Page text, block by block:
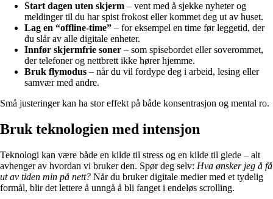
Start dagen uten skjerm – vent med å sjekke nyheter og
meldinger til du har spist frokost eller kommet deg ut av huset.
Lag en “offline-time” – for eksempel en time før leggetid, der
du slår av alle digitale enheter.
Innfør skjermfrie soner – som spisebordet eller soverommet,
der telefoner og nettbrett ikke hører hjemme.
Bruk flymodus – når du vil fordype deg i arbeid, lesing eller
samvær med andre.
Små justeringer kan ha stor effekt på både konsentrasjon og mental ro.
Bruk teknologien med intensjon
Teknologi kan være både en kilde til stress og en kilde til glede – alt
avhenger av hvordan vi bruker den. Spør deg selv: Hva ønsker jeg å få
ut av tiden min på nett? Når du bruker digitale medier med et tydelig
formål, blir det lettere å unngå å bli fanget i endeløs scrolling.